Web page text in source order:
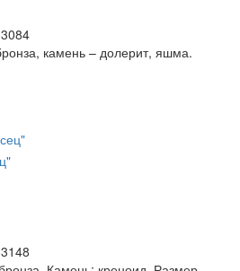
камень – долерит, яшма.